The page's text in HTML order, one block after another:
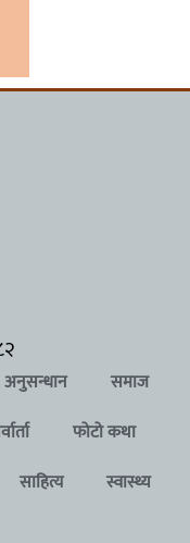
अनुसन्धान
समाज
फोटो कथा
साहित्य स्वास्थ्य